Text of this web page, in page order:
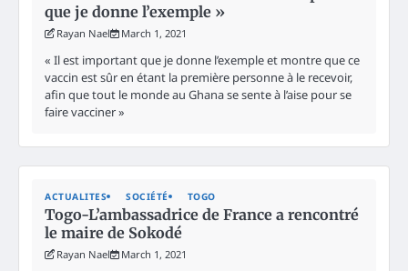
que je donne l’exemple »
Rayan Nael March 1, 2021
« Il est important que je donne l’exemple et montre que ce
vaccin est sûr en étant la première personne à le recevoir,
afin que tout le monde au Ghana se sente à l’aise pour se
faire vacciner »
ACTUALITES SOCIÉTÉ TOGO
Togo-L’ambassadrice de France a rencontré
le maire de Sokodé
Rayan Nael March 1, 2021